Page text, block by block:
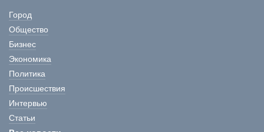
Город
Общество
Бизнес
Экономика
Политика
Происшествия
Интервью
Статьи